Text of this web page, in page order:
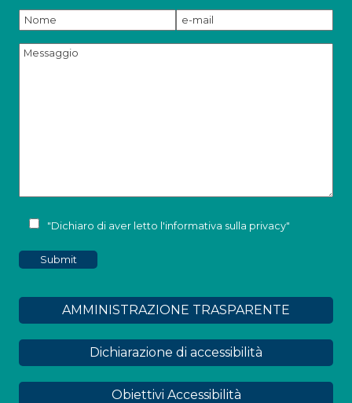
"Dichiaro di aver letto l'informativa sulla privacy"
AMMINISTRAZIONE TRASPARENTE
Dichiarazione di accessibilità
Obiettivi Accessibilità